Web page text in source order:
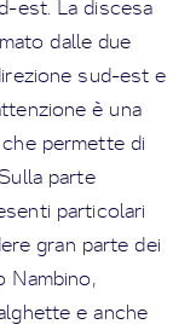
est. La discesa
dalle due
sud-est e
è una
permette di
parte
particolari
gran parte dei
Nambino,
e anche